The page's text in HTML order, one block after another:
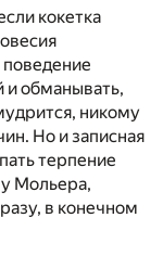
кокетка
и обманывать,
никому
Но и записная
терпение
Мольера,
в конечном